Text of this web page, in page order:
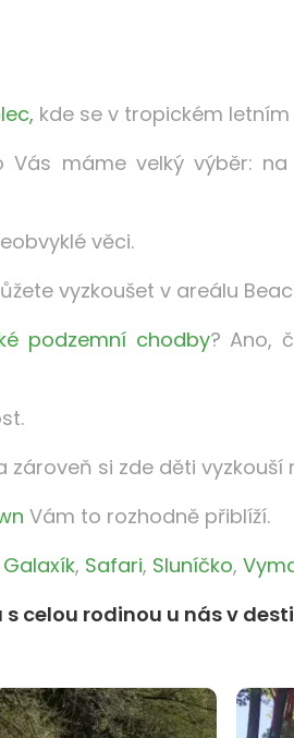
kde se v tropickém
máme velký výběr: na
věci.
vyzkoušet v areálu
podzemní chodby? Ano,
si zde děti vyzkouší
Vám to rozhodně přiblíží.
Galaxík, Safari, Sluníčko,
celou rodinou u nás v